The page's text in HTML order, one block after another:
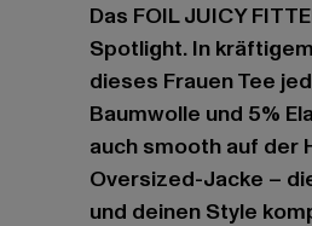
Das FOIL JUICY
Spotlight. In
dieses Frauen Tee
Baumwolle und 5%
auch smooth auf der
Oversized-Jacke –
und deinen Style